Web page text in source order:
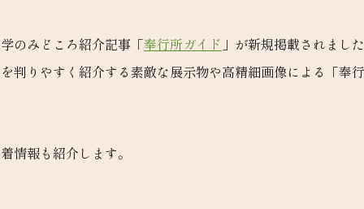
のみどころ紹介記事「奉行所ガイド 」が新規掲載されまし
判りやすく紹介する素敵な展示物や高精細画像による「奉
情報も紹介します。